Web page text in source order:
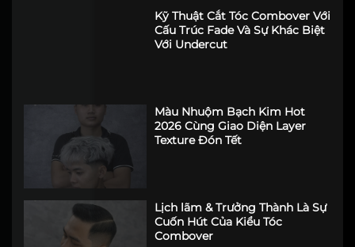
Kỹ Thuật Cắt Tóc Combover Với
Cấu Trúc Fade Và Sự Khác Biệt
Với Undercut
Màu Nhuộm Bạch Kim Hot
2026 Cùng Giao Diện Layer
Texture Đón Tết
Lịch lãm & Trưởng Thành Là Sự
Cuốn Hút Của Kiểu Tóc
Combover